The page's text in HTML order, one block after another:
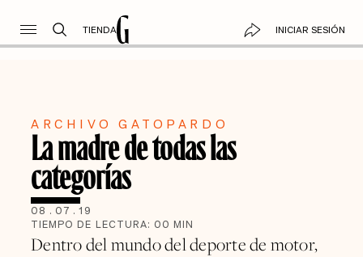
TIENDA INICIAR SESIÓN
ARCHIVO GATOPARDO
La madre de todas las
categorías
08 . 07 . 19
TIEMPO DE LECTURA: 00 MIN
Dentro del mundo del deporte de motor,